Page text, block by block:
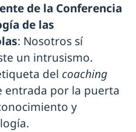
de la Conferencia
de las
: Nosotros sí
un intrusismo.
del coaching
entrada por la puerta
y